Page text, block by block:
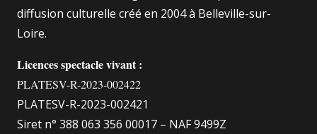
diffusion culturelle créé en 2004 à Belleville-sur-
Loire.
Licences spectacle vivant :
PLATESV-R-2023-002422
PLATESV-R-2023-002421
Siret n° 388 063 356 00017 – NAF 9499Z